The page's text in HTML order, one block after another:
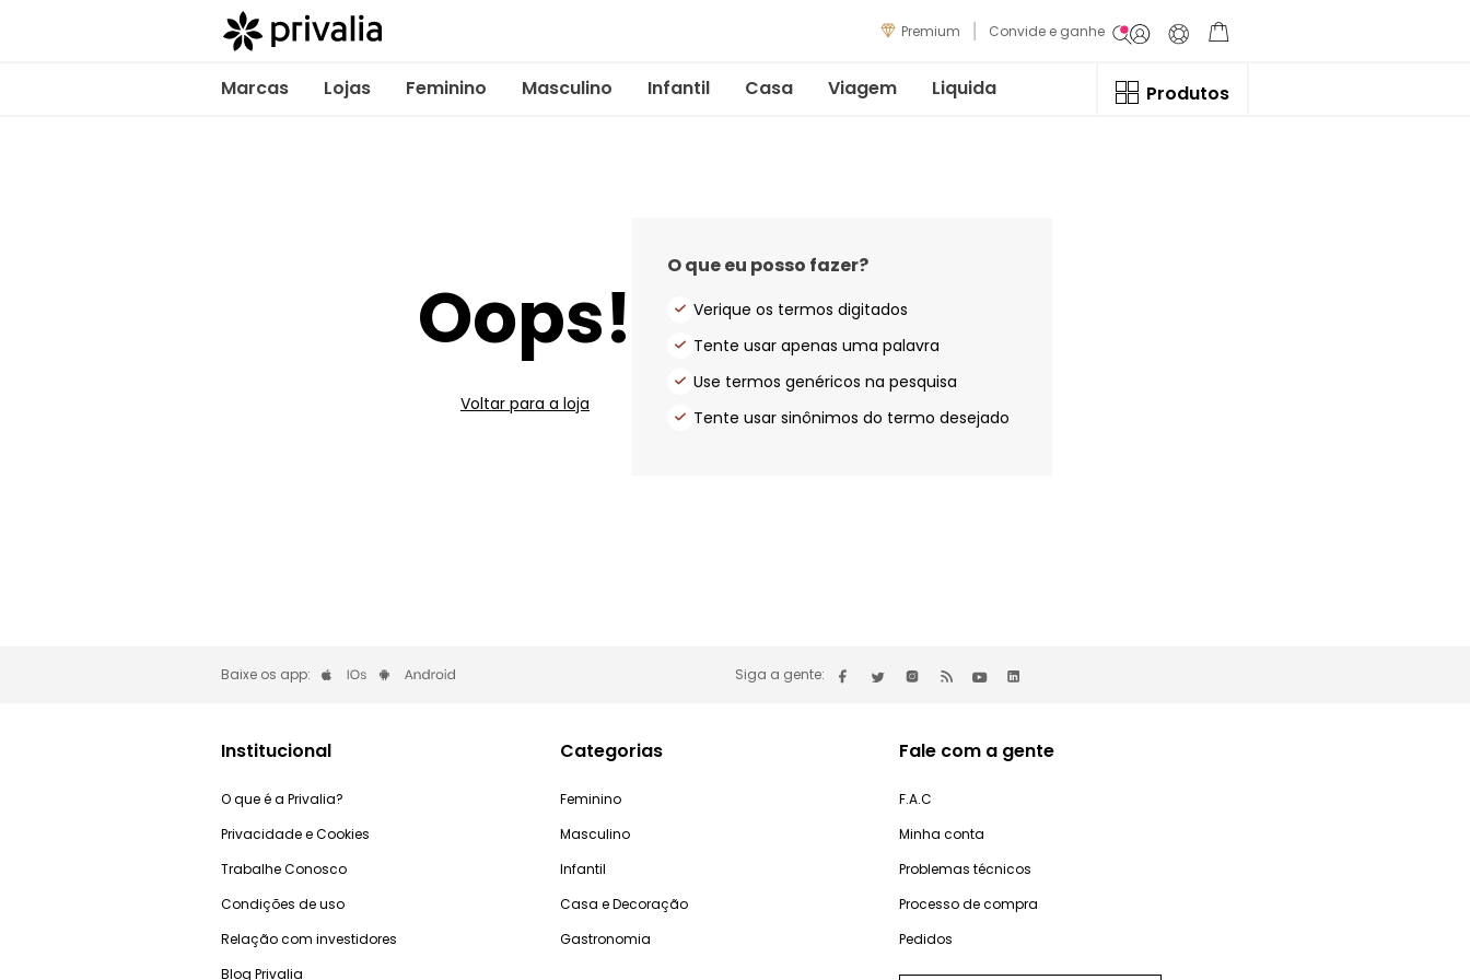
Premium Convide e ganhe
Marcas Lojas Feminino Masculino Infantil Casa Viagem Liquida Produtos
Oops!
Voltar para a loja
O que eu posso fazer?
Verique os termos digitados
Tente usar apenas uma palavra
Use termos genéricos na pesquisa
Tente usar sinônimos do termo desejado
Baixe os app: Siga a gente:
Institucional
O que é a Privalia?
Privacidade e Cookies
Trabalhe Conosco
Condições de uso
Relação com investidores
Blog Privalia
Categorias
Feminino
Masculino
Infantil
Casa e Decoração
Gastronomia
Fale com a gente
F.A.C
Minha conta
Problemas técnicos
Processo de compra
Pedidos